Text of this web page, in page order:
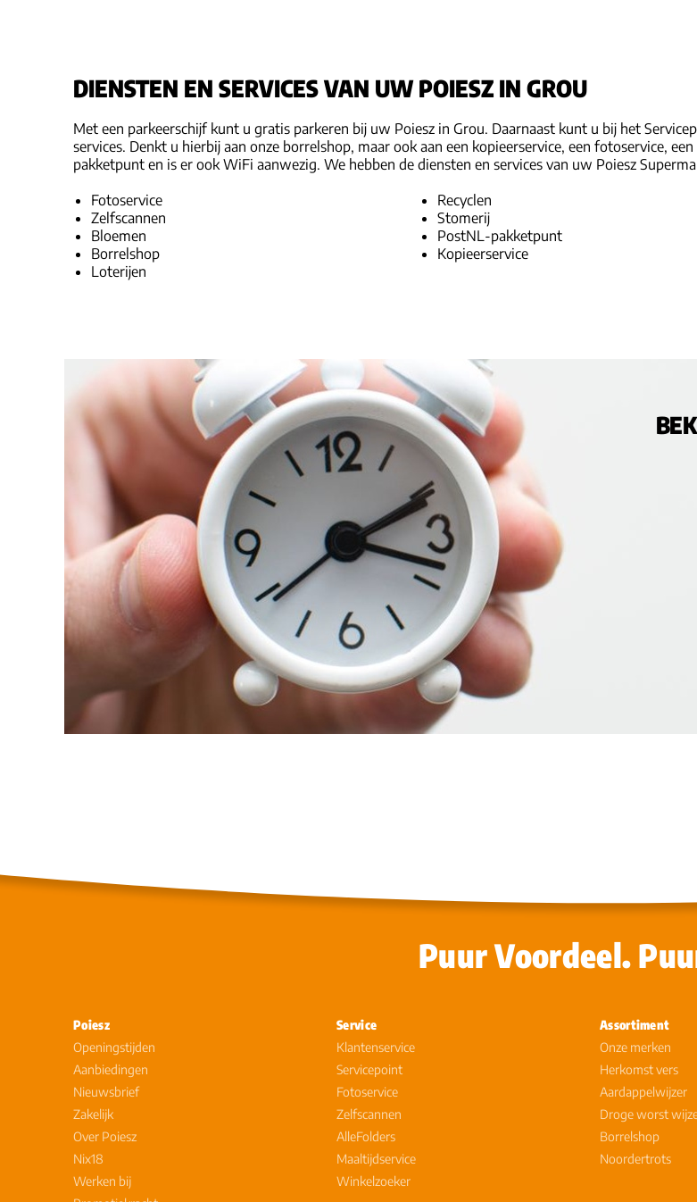
DIENSTEN EN SERVICES VAN UW POIESZ IN GROU
Met een parkeerschijf kunt u gratis parkeren bij uw Poiesz in Grou. Daarnaast kunt u bij het
services. Denkt u hierbij aan onze borrelshop, maar ook aan een kopieerservice, een fotoservice,
pakketpunt en is er ook WiFi aanwezig. We hebben de diensten en services van uw Poiesz
Fotoservice
Zelfscannen
Bloemen
Borrelshop
Loterijen
Recyclen
Stomerij
PostNL-pakketpunt
Kopieerservice
Puur Voordeel.
Poiesz
Openingstijden
Aanbiedingen
Nieuwsbrief
Zakelijk
Over Poiesz
Nix18
Werken bij
Service
Klantenservice
Servicepoint
Fotoservice
Zelfscannen
AlleFolders
Maaltijdservice
Winkelzoeker
Assortiment
Onze merken
Herkomst vers
Aardappelwijzer
Droge worst
Borrelshop
Noordertrots